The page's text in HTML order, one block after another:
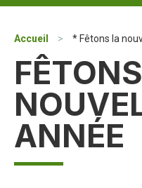
Accueil > * Fêtons la
ANNÉE